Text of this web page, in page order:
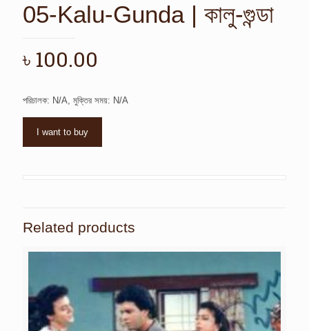
05-Kalu-Gunda | কালু-গুন্ডা
৳ 100.00
পরিচালক: N/A, মুক্তির সময়: N/A
I want to buy
Related products